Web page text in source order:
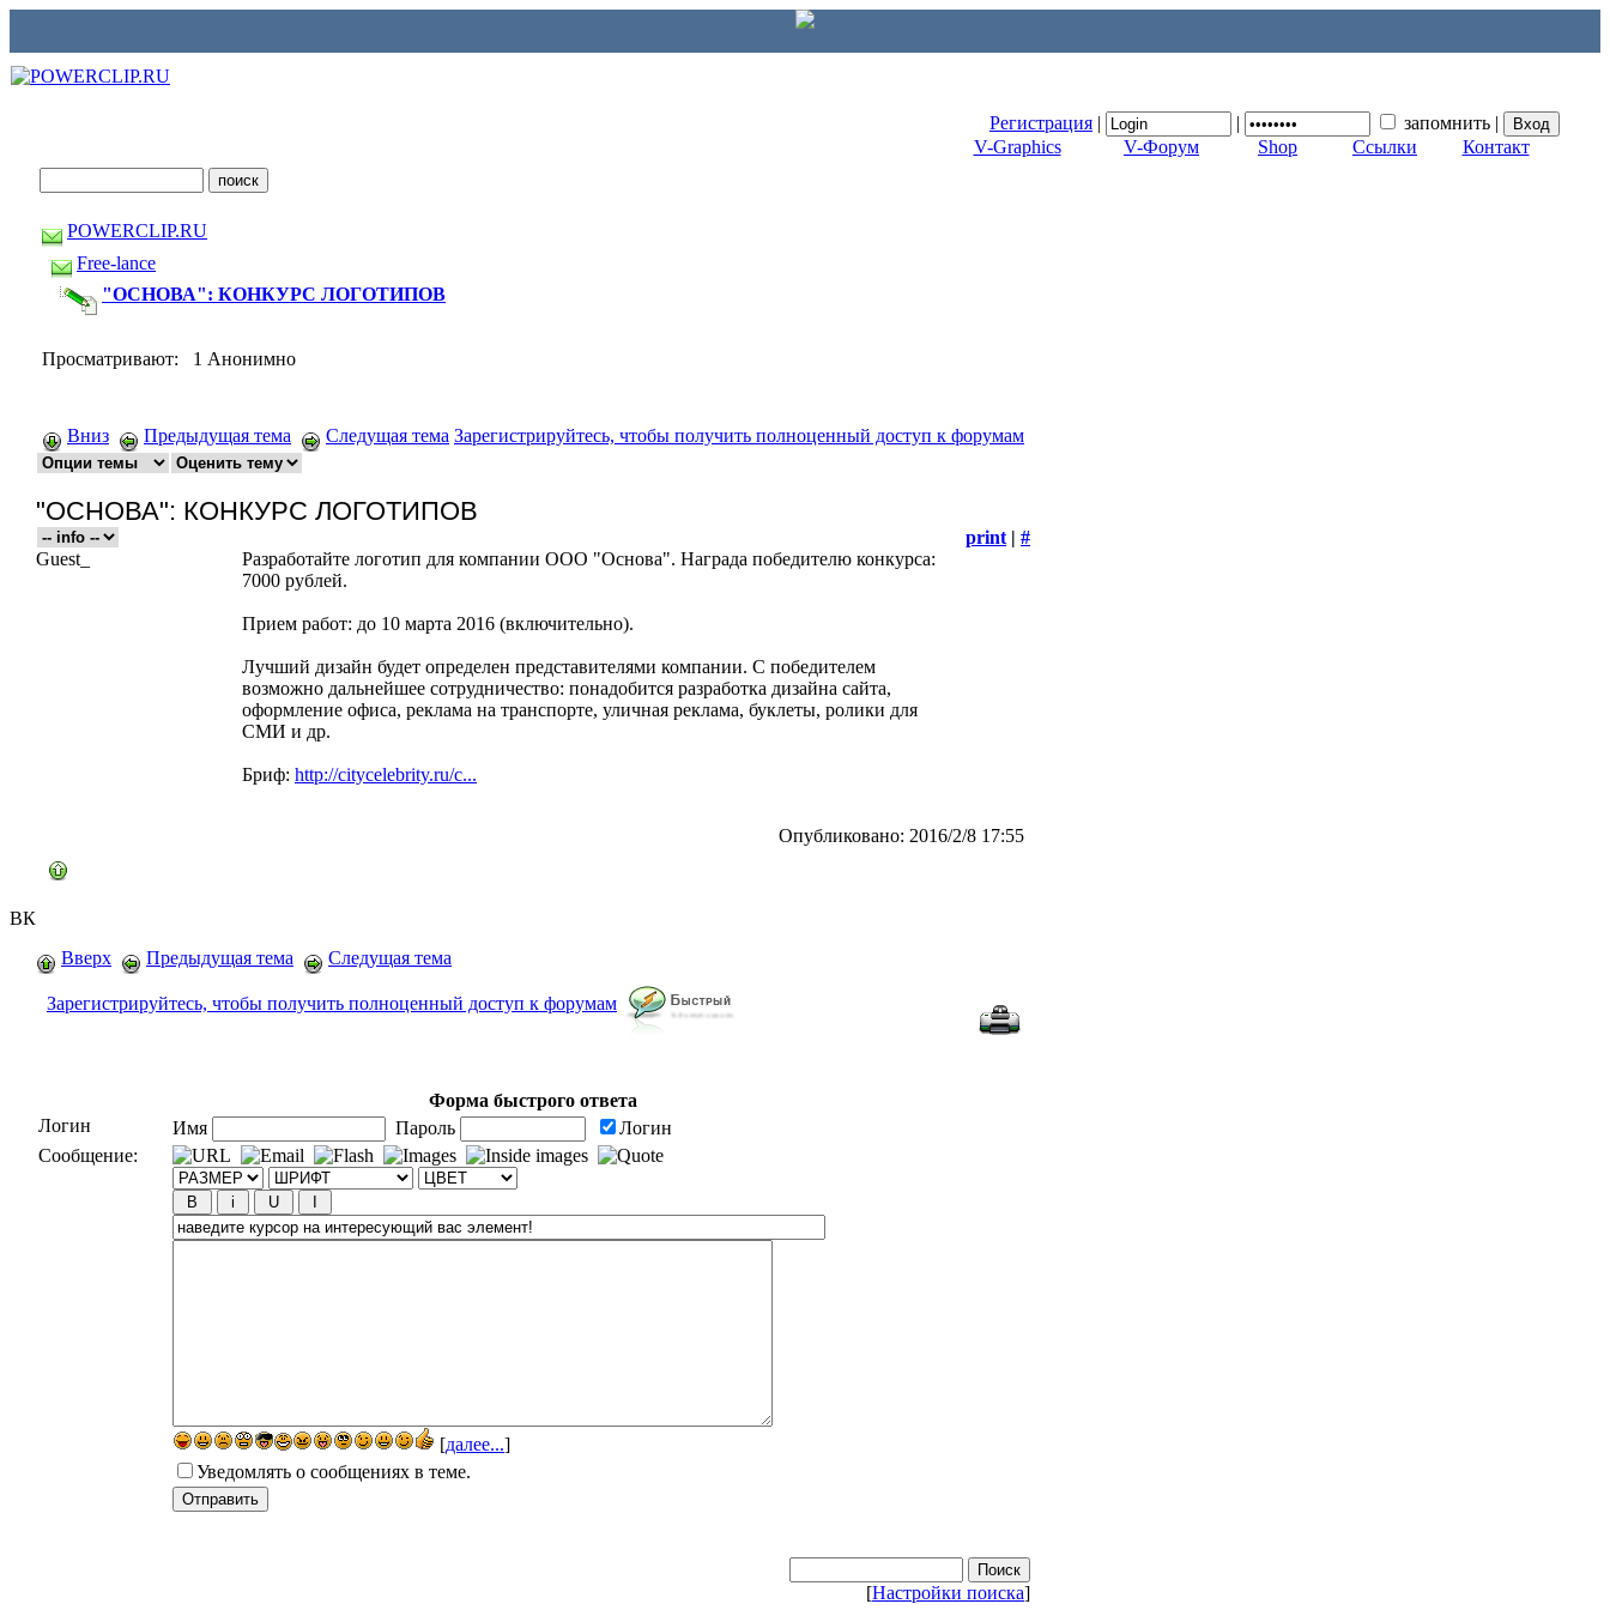
Регистрация | | запомнить |
V-Graphics
V-Форум Shop Ссылки Контакт
ВК
POWERCLIP.RU
Free-lance
"ОСНОВА": КОНКУРС ЛОГОТИПОВ
Просматривают: 1 Анонимно
Вниз Предыдущая тема Следущая тема Зарегистрируйтесь, чтобы получить полноценный доступ к форумам
"ОСНОВА": КОНКУРС ЛОГОТИПОВ
print | #
Guest_
Разработайте логотип для компании ООО "Основа". Награда победителю конкурса:
7000 рублей.
Прием работ: до 10 марта 2016 (включительно).
Лучший дизайн будет определен представителями компании. С победителем
возможно дальнейшее сотрудничество: понадобится разработка дизайна сайта,
оформление офиса, реклама на транспорте, уличная реклама, буклеты, ролики для
СМИ и др.
Бриф: http://citycelebrity.ru/c...
Опубликовано: 2016/2/8 17:55
Вверх Предыдущая тема Следущая тема
Зарегистрируйтесь, чтобы получить полноценный доступ к форумам
Форма быстрого ответа
Логин
Имя Пароль
Логин
Сообщение:
[далее...]
Уведомлять о сообщениях в теме.
[Настройки поиска]